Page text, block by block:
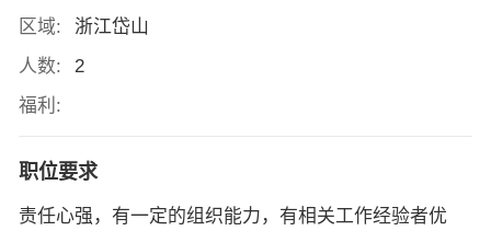
区域:
浙江岱山
人数:
2
福利:
职位要求
责任心强，有一定的组织能力，有相关工作经验者优